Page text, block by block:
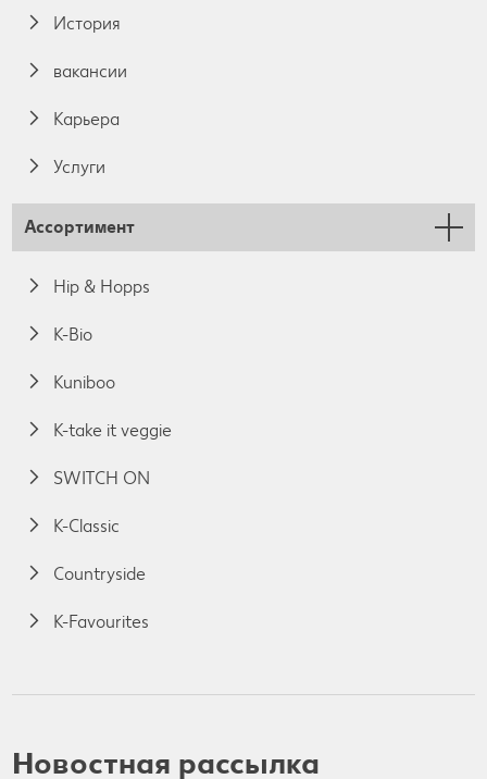
История
вакансии
Карьера
Услуги
Ассортимент
Hip & Hopps
K-Bio
Kuniboo
K-take it veggie
SWITCH ON
K-Classic
Countryside
K-Favourites
Новостная рассылка